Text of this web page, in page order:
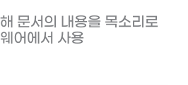
문서의 내용을 목소리로
어에서 사용